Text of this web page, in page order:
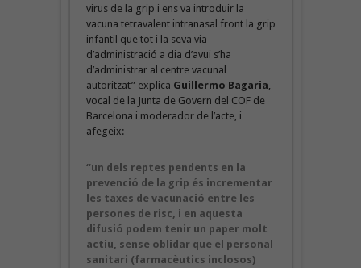
virus de la grip i ens va introduir la
vacuna tetravalent intranasal front la grip
infantil que tot i la seva via
d’administració a dia d’avui s’ha
d’administrar al centre vacunal
autoritzat” explica Guillermo Bagaria
vocal de la Junta de Govern del COF de
Barcelona i moderador de l’acte, i
afegeix:
“un dels reptes pendents en la
prevenció de la grip és incrementar
les taxes de vacunació entre les
persones de risc, i en aquesta
difusió podem tenir un paper molt
actiu, sense oblidar que el personal
sanitari (farmacèutics inclosos)